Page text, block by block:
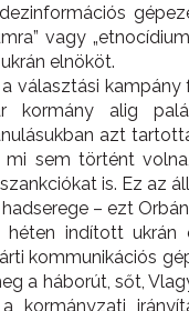
vagy
elnököt.
választási kampány
kormány alig
azt
mi sem történt
is. Ez az
– ezt
indított ukrán
kommunikációs
a háborút, sőt,
kormányzati